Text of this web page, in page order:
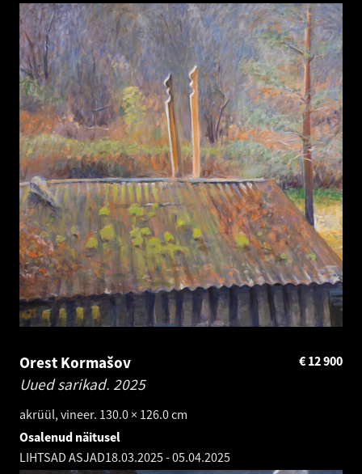
Orest Kormašov
Uued sarikad. 2025
akrüül, vineer. 130.0 × 126.0 cm
12 900
€
Osalenud näitusel
LIHTSAD ASJAD18.03.2025-05.04.2025